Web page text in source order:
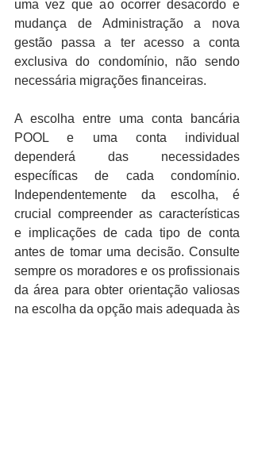
uma vez que ao ocorrer desacordo e
mudança de Administração a nova
gestão passa a ter acesso a conta
exclusiva do condomínio, não sendo
necessária migrações financeiras.
A escolha entre uma conta bancária
POOL e uma conta individual
dependerá das necessidades
específicas de cada condomínio.
Independentemente da escolha, é
crucial compreender as características
e implicações de cada tipo de conta
antes de tomar uma decisão. Consulte
sempre os moradores e os profissionais
da área para obter orientação valiosas
na escolha da opção mais adequada às